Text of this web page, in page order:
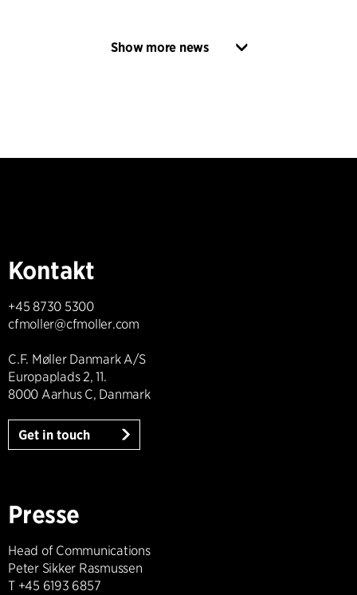
Show more news
Kontakt
+45 8730 5300
cfmoller@cfmoller.com
C.F. Møller Danmark A/S
Europaplads 2, 11.
8000 Aarhus C, Danmark
Get in touch
Presse
Head of Communications
Peter Sikker Rasmussen
T +45 6193 6857